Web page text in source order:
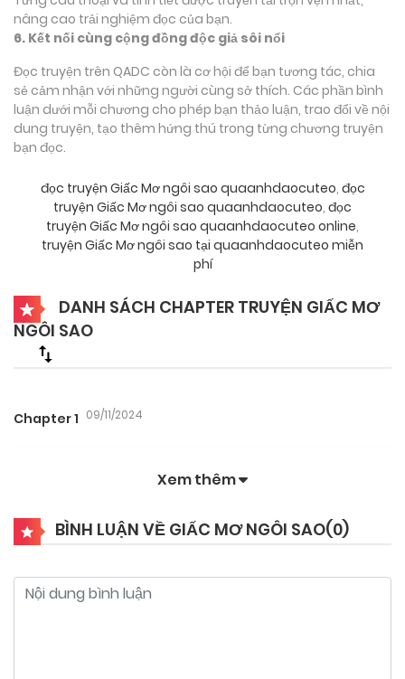
nâng cao trải nghiệm đọc của bạn.
6. Kết nối cùng cộng đồng độc giả sôi nổi
Đọc truyện trên QADC còn là cơ hội để bạn tương tác, chia
sẻ cảm nhận với những người cùng sở thích. Các phần bình
luận dưới mỗi chương cho phép bạn thảo luận, trao đổi về nội
dung truyện, tạo thêm hứng thú trong từng chương truyện
bạn đọc.
đọc truyện Giấc Mơ ngôi sao quaanhdaocuteo, đọc
truyện Giấc Mơ ngôi sao quaanhdaocuteo, đọc
truyện Giấc Mơ ngôi sao quaanhdaocuteo online,
truyện Giấc Mơ ngôi sao tại quaanhdaocuteo miễn
phí
DANH SÁCH CHAPTER TRUYỆN GIẤC MƠ
NGÔI SAO
Chapter 1 09/11/2024
Xem thêm
BÌNH LUẬN VỀ GIẤC MƠ NGÔI SAO(0)